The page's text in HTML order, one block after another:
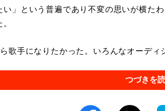
い」という普遍であり不変の思いが横たわ
ら歌手になりたかった。いろんなオーデ
つづきを